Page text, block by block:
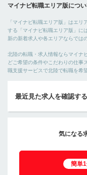
マイナビ転職エリア版につ
「マイナビ転職エリア版」はエリ
する「マイナビ転職エリア版」に
新の新着求人や各エリアならでは
北陸の転職・求人情報ならマイナ
どご希望の条件やこだわりの仕事
職支援サービスで北陸で転職を希
最近見た求人を確認する
気になる
簡単1